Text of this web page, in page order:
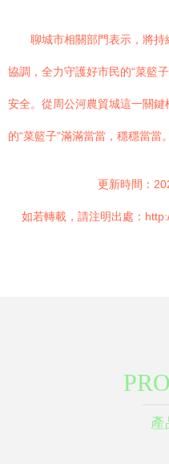
聊城市相關部門表示，將
協調，全力守護好市民的“菜籃
安全。從周公河農貿城這一關
的“菜籃子”滿滿當當，穩穩當當。
更新時間：
如若轉載，請注明出處：
產